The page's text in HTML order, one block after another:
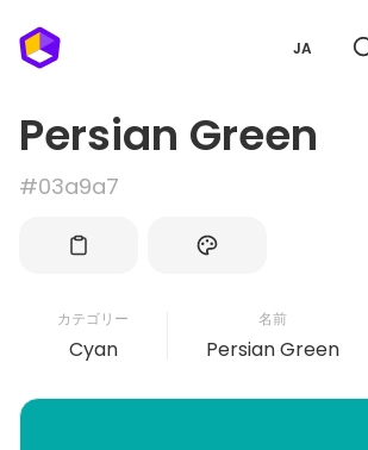
JA
Persian Green
#03a9a7
カテゴリー
Cyan
名前
Persian Green